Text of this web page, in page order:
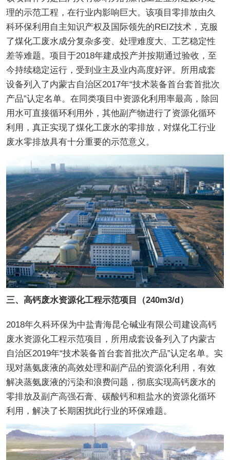
理的示范工程，在行业内影响巨大。该项目零排放由久
科环保利用自主知识产权及国际领先的REIZ技术，克服
了煤化工废水成分复杂多变、处理难度大、工艺稳定性
差等难题。项目于2018年建成投产并按期通过验收，至
今持续稳定运行，受到业主及业内高度好评。所用成套
设备列入了内蒙古自治区2017年“技术装备首台套首批次
产品”认定名单。在同类项目中资源化利用率最高，除回
用水可直接循环利用外，其他副产物进行了资源化循环
利用，真正实现了煤化工废水的零排放，对煤化工行业
废水零排放具有十分重要的示范意义。
三、高钙废水资源化工程示范项目（240m3/d）
2018年久科环保为中盐青海昆仑碱业有限公司建设高钙
废水资源化工程示范项目，所用成套设备列入了内蒙古
自治区2019年“技术装备首台套首批次产品”认定名单。实
现对蒸氨废液的高效处理和副产品的资源化利用，有效
解决蒸氨废液的污染和浪费问题，彻底实现高钙废水的
零排放及副产高强石膏、碳酸钙和粗盐水的资源化循环
利用，解决了长期困扰此行业的环保难题。